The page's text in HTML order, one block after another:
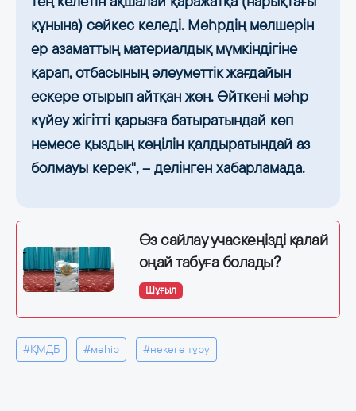
құнына) сәйкес келеді. Мәһрдің мөлшерін
ер азаматтың материалдық мүмкіндігіне
қарап, отбасының әлеуметтік жағдайын
ескере отырып айтқан жөн. Өйткені мәһр
күйеу жігітті қарызға батыратындай көп
немесе қыздың көңілін қалдыратындай аз
болмауы керек", – делінген хабарламада.
Өз сайлау учаскеңізді қалай
оңай табуға болады?
Шұғыл
#ҚМДБ #мәһір #некеге тұру